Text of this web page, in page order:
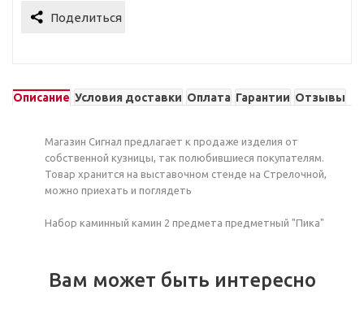
Описание Условия доставки Оплата Гарантии Отзывы
Магазин Сигнал предлагает к продаже изделия от
собственной кузницы, так полюбившиеся покупателям.
Товар хранится на выставочном стенде на Стрелочной,
можно приехать и поглядеть
Набор каминный камин 2 предмета предметный "Пика"
Вам может быть интересно